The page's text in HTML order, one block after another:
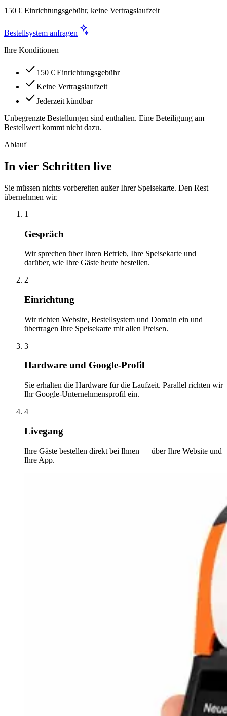
150 € Einrichtungsgebühr, keine Vertragslaufzeit
Bestellsystem anfragen
Ihre Konditionen
150 € Einrichtungsgebühr
Keine Vertragslaufzeit
Jederzeit kündbar
Unbegrenzte Bestellungen sind enthalten. Eine Beteiligung am
Bestellwert kommt nicht dazu.
Ablauf
In vier Schritten live
Sie müssen nichts vorbereiten außer Ihrer Speisekarte. Den Rest
übernehmen wir.
1
Gespräch
Wir sprechen über Ihren Betrieb, Ihre Speisekarte und
darüber, wie Ihre Gäste heute bestellen.
2
Einrichtung
Wir richten Website, Bestellsystem und Domain ein und
übertragen Ihre Speisekarte mit allen Preisen.
3
Hardware und Google-Profil
Sie erhalten die Hardware für die Laufzeit. Parallel richten wir
Ihr Google-Unternehmensprofil ein.
4
Livegang
Ihre Gäste bestellen direkt bei Ihnen — über Ihre Website und
Ihre App.